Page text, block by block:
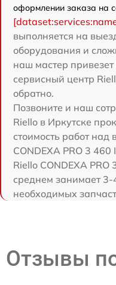
оформлении заказа на
выполняется на
оборудования и
наш мастер привезет
сервисный центр
обратно.
Позвоните и наш
Riello в Иркутске
стоимость работ над
CONDEXA PRO 3
Riello CONDEXA
среднем занимает
необходимых
Отзывы